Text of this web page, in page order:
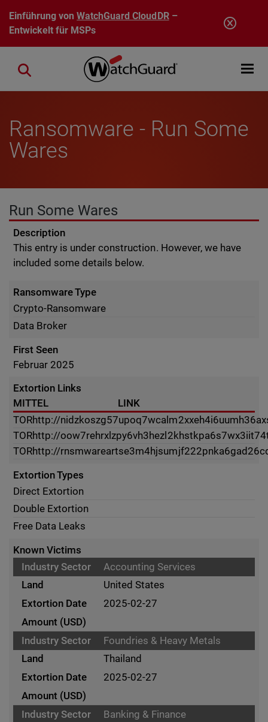
Direkt zum Inhalt
Einführung vonWatchGuard CloudDR–
Entwickelt für MSPs
Open
Close search
Ransomware - Run Some
Wares
Run Some Wares
Description
This entry is under construction. However, we have
included some details below.
Ransomware Type
Crypto-Ransomware
Data Broker
First Seen
Februar 2025
Extortion Links
MITTEL
LINK
TORhttp://
TORhttp://
TORhttp://
Extortion Types
Direct Extortion
Double Extortion
Free Data Leaks
Known Victims
Accounting Services
United States
2025-02-27
Foundries & Heavy Metals
Thailand
2025-02-27
Banking & Finance